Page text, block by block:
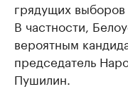
грядущих
В частности,
вероятным
председатель
Пушилин.